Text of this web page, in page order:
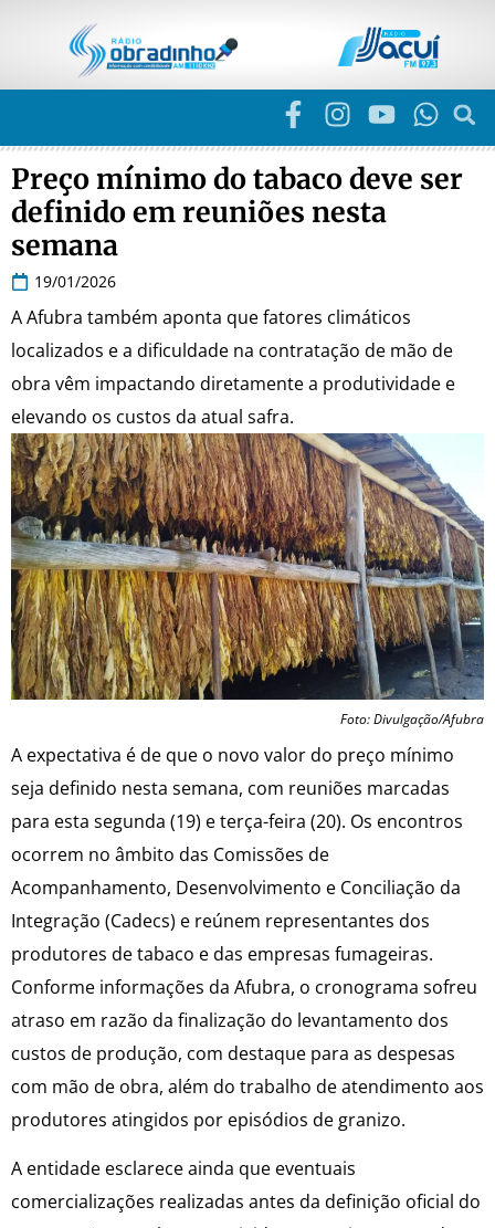
Preço mínimo do tabaco deve ser
definido em reuniões nesta
semana
19/01/2026
A Afubra também aponta que fatores climáticos
localizados e a dificuldade na contratação de mão de
obra vêm impactando diretamente a produtividade e
elevando os custos da atual safra.
Foto: Divulgação/Afubra
A expectativa é de que o novo valor do preço mínimo
seja definido nesta semana, com reuniões marcadas
para esta segunda (19) e terça-feira (20). Os encontros
ocorrem no âmbito das Comissões de
Acompanhamento, Desenvolvimento e Conciliação da
Integração (Cadecs) e reúnem representantes dos
produtores de tabaco e das empresas fumageiras.
Conforme informações da Afubra, o cronograma sofreu
atraso em razão da finalização do levantamento dos
custos de produção, com destaque para as despesas
com mão de obra, além do trabalho de atendimento aos
produtores atingidos por episódios de granizo.
A entidade esclarece ainda que eventuais
comercializações realizadas antes da definição oficial do